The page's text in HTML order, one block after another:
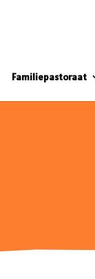
Familiepastoraat